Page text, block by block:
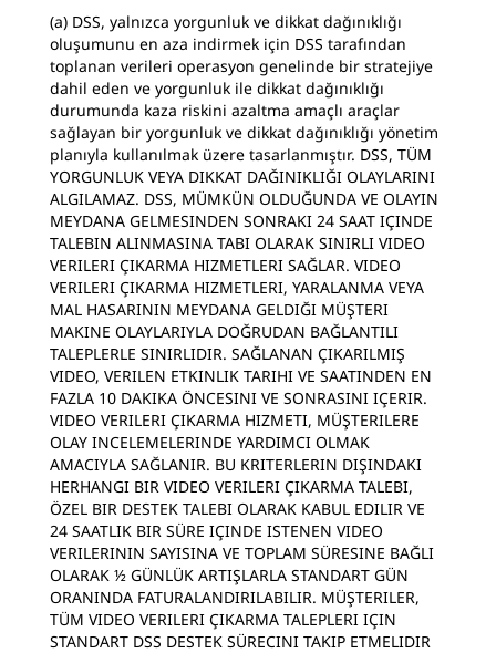
(a) DSS, yalnızca yorgunluk ve dikkat dağınıklığı
oluşumunu en aza indirmek için DSS tarafından
toplanan verileri operasyon genelinde bir stratejiye
dahil eden ve yorgunluk ile dikkat dağınıklığı
durumunda kaza riskini azaltma amaçlı araçlar
sağlayan bir yorgunluk ve dikkat dağınıklığı yönetim
planıyla kullanılmak üzere tasarlanmıştır. DSS, TÜM
YORGUNLUK VEYA DIKKAT DAĞINIKLIĞI OLAYLARINI
ALGILAMAZ. DSS, MÜMKÜN OLDUĞUNDA VE OLAYIN
MEYDANA GELMESINDEN SONRAKI 24 SAAT IÇINDE
TALEBIN ALINMASINA TABI OLARAK SINIRLI VIDEO
VERILERI ÇIKARMA HIZMETLERI SAĞLAR. VIDEO
VERILERI ÇIKARMA HIZMETLERI, YARALANMA VEYA
MAL HASARININ MEYDANA GELDIĞI MÜŞTERI
MAKINE OLAYLARIYLA DOĞRUDAN BAĞLANTILI
TALEPLERLE SINIRLIDIR. SAĞLANAN ÇIKARILMIŞ
VIDEO, VERILEN ETKINLIK TARIHI VE SAATINDEN EN
FAZLA 10 DAKIKA ÖNCESINI VE SONRASINI IÇERIR.
VIDEO VERILERI ÇIKARMA HIZMETI, MÜŞTERILERE
OLAY INCELEMELERINDE YARDIMCI OLMAK
AMACIYLA SAĞLANIR. BU KRITERLERIN DIŞINDAKI
HERHANGI BIR VIDEO VERILERI ÇIKARMA TALEBI,
ÖZEL BIR DESTEK TALEBI OLARAK KABUL EDILIR VE
24 SAATLIK BIR SÜRE IÇINDE ISTENEN VIDEO
VERILERININ SAYISINA VE TOPLAM SÜRESINE BAĞLI
OLARAK ½ GÜNLÜK ARTIŞLARLA STANDART GÜN
ORANINDA FATURALANDIRILABILIR. MÜŞTERILER,
TÜM VIDEO VERILERI ÇIKARMA TALEPLERI IÇIN
STANDART DSS DESTEK SÜRECINI TAKIP ETMELIDIR